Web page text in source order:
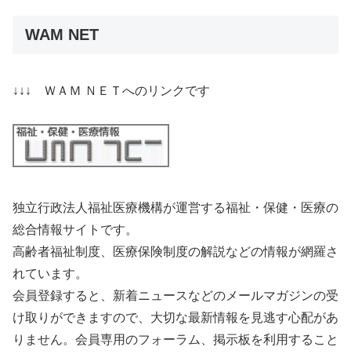
WAM NET
↓↓↓ ＷＡＭ ＮＥＴへのリンクです
独立行政法人福祉医療機構が運営する福祉・保健・医療の
総合情報サイトです。
高齢者福祉制度、医療保険制度の解説などの情報が網羅さ
れています。
会員登録すると、新着ニュースなどのメールマガジンの受
け取りができますので、大切な最新情報を見逃す心配があ
りません。会員専用のフォーラム、掲示板を利用すること